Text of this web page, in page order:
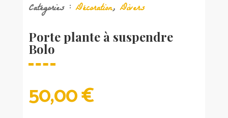
Catégories : Décoration, Divers
Porte plante à suspendre
Bolo
50,00€